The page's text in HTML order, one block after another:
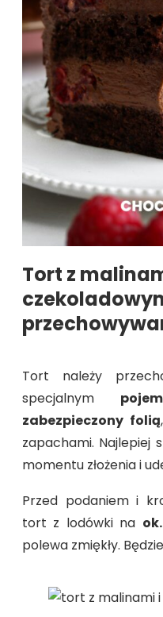
Tort z
Tort należy
specjalnym
zabezpieczony folią
zapachami. Najlepiej
momentu złożenia i
Przed podaniem i
tort z lodówki na ok.
polewa zmiękły.